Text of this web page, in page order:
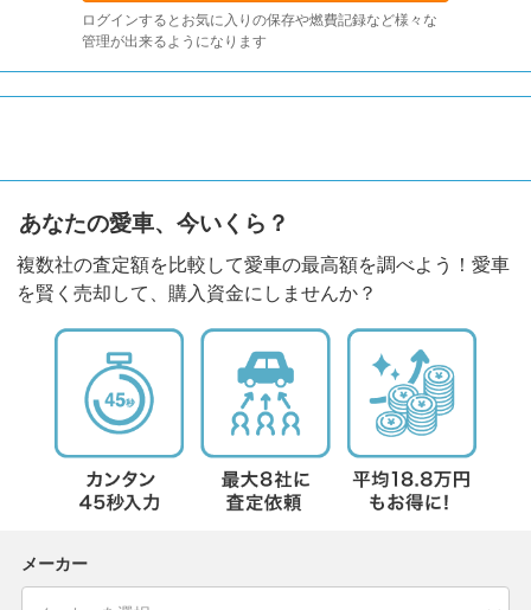
ログインするとお気に入りの保存や燃費記録など様々な
管理が出来るようになります
あなたの愛車、今いくら？
複数社の査定額を比較して愛車の最高額を調べよう！愛車
を賢く売却して、購入資金にしませんか？
メーカー